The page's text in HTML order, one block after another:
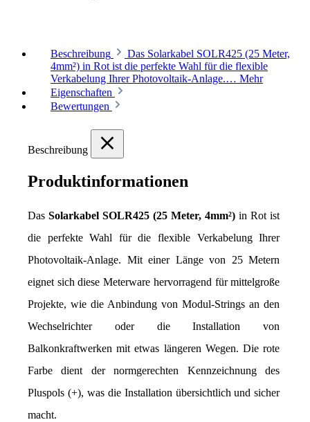
Beschreibung
Das Solarkabel SOLR425 (25 Meter,
4mm²) in Rot ist die perfekte Wahl für die flexible
Verkabelung Ihrer Photovoltaik-Anlage.… Mehr
Eigenschaften
Bewertungen
Beschreibung
Produktinformationen
Das Solarkabel SOLR425 (25 Meter, 4mm²) in Rot ist
die perfekte Wahl für die flexible Verkabelung Ihrer
Photovoltaik-Anlage. Mit einer Länge von 25 Metern
eignet sich diese Meterware hervorragend für mittelgroße
Projekte, wie die Anbindung von Modul-Strings an den
Wechselrichter oder die Installation von
Balkonkraftwerken mit etwas längeren Wegen. Die rote
Farbe dient der normgerechten Kennzeichnung des
Pluspols (+), was die Installation übersichtlich und sicher
macht.